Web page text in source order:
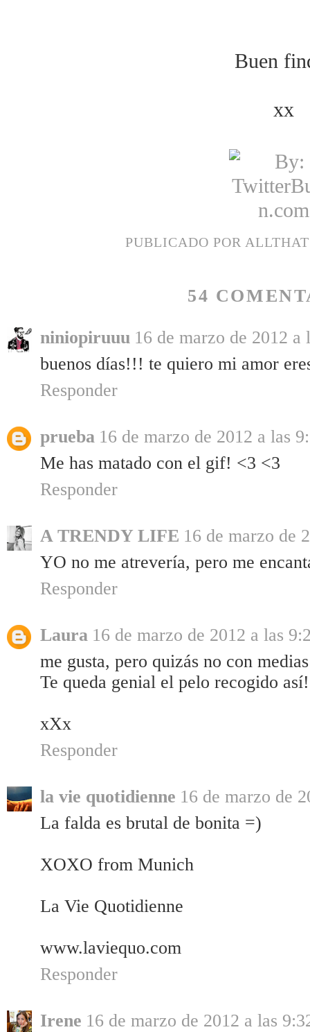
Buen
xx
PUBLICADO POR
54
niniopiruuu 16 de marzo de 2012 a
buenos días!!! te quiero mi amor
Responder
prueba 16 de marzo de 2012 a las
Me has matado con el gif! <3 <3
Responder
A TRENDY LIFE 16 de marzo de
YO no me atrevería, pero me
Responder
Laura 16 de marzo de 2012 a las
me gusta, pero quizás no con
Te queda genial el pelo recogido así!
xXx
Responder
la vie quotidienne 16 de marzo de
La falda es brutal de bonita =)
XOXO from Munich
La Vie Quotidienne
www.laviequo.com
Responder
Irene 16 de marzo de 2012 a las